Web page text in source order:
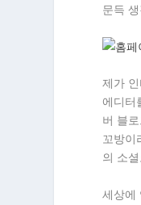
문득
제가
에디터
버 블
꼬방이
의 소
세상에